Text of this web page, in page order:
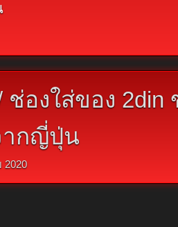
ช่องใส่ของ 2din
ากญี่ปุ่น
2020